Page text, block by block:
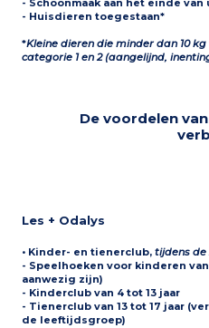
- Schoonmaak aan het einde van
- Huisdieren toegestaan*
*Kleine dieren die minder dan 10
categorie 1 en 2 (aangelijnd,
De voordelen
Les + Odalys
• Kinder- en tienerclub,tijdens
- Speelhoeken voor kinderen
aanwezig zijn)
- Kinderclub van 4 tot 13 jaar
- Tienerclub van 13 tot 17 jaar
de leeftijdsgroep)